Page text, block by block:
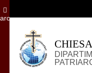
archivio